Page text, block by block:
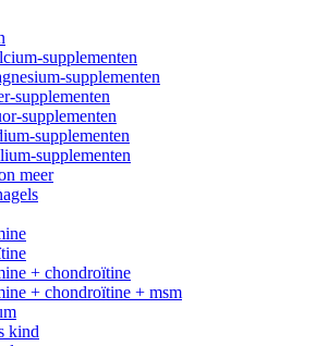
supplementen
supplementen
supplementen
supplementen
supplementen
supplementen
meer
+ chondroïtine
+ chondroïtine + msm
kind